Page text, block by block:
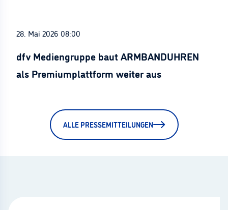
28. Mai 2026 08:00
dfv Mediengruppe baut ARMBANDUHREN
als Premiumplattform weiter aus
ALLE PRESSEMITTEILUNGEN